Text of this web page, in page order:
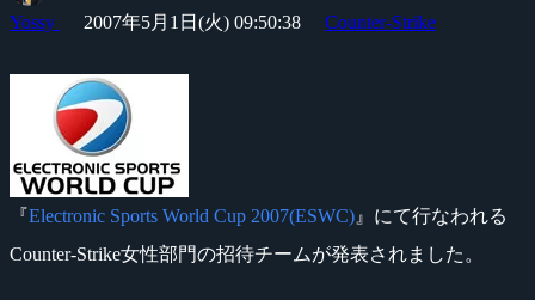
Yossy 2007年5月1日(火) 09:50:38 Counter-Strike
『Electronic Sports World Cup 2007(ESWC) 』にて行なわれる
Counter-Strike女性部門の招待チームが発表されました。